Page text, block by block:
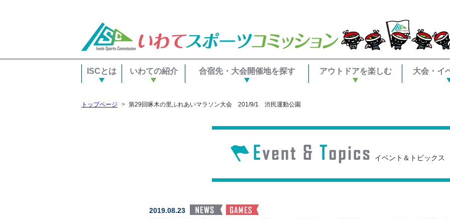
ISCとは いわての紹介 合宿先・大会開催地を探す アウトドアを楽しむ 大会・イ
トップページ 第29回啄木の里ふれあいマラソン大会 201/9/1 渋民運動公園
イベント＆トピックス
2019.08.23